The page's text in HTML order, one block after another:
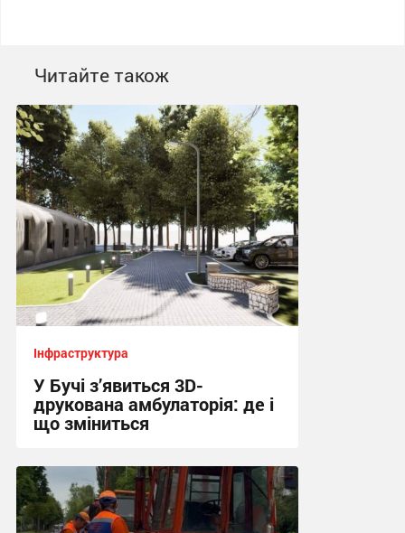
Читайте також
Інфраструктура
У Бучі з’явиться 3D-
друкована амбулаторія: де і
що зміниться
07:37, 3.08.2026